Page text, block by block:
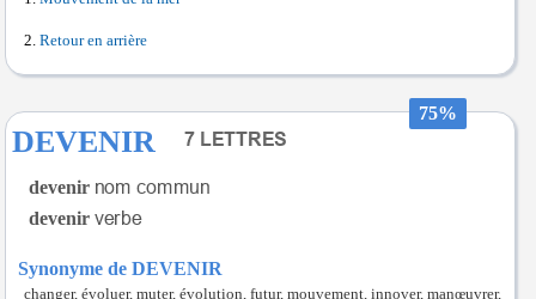
Retour en arrière
75%
DEVENIR
devenir
devenir
Synonyme de DEVENIR
changer, évoluer, muter, évolution, futur, mouvement, innover, manœuvrer,